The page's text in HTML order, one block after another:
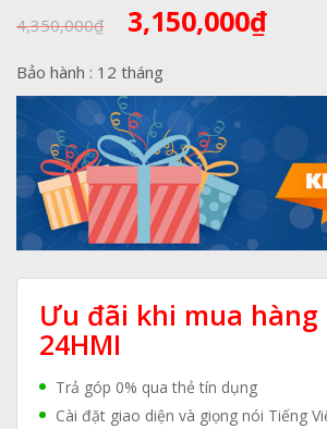
4,350,000₫ Giá
gốc
là:
4,350,000₫.
3,150,000₫Giá
là:
Bảo hành : 12 tháng
Ưu đãi khi mua hàng
24HMI
Trả góp 0% qua thẻ tín dụng
Cài đặt giao diện và giọng nói Tiếng